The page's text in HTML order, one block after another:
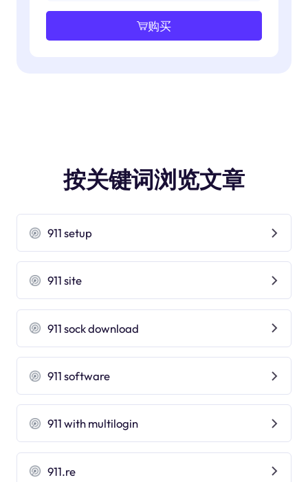
购买
按关键词浏览文章
911 setup
911 site
911 sock download
911 software
911 with multilogin
911.re